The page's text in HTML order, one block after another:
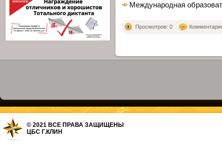
Международная
Просмотров: 0
© 2021 ВСЕ ПРАВА ЗАЩИЩЕНЫ
ЦБС Г.КЛИН